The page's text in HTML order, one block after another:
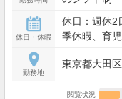
休日・休暇
休日：週休2
季休暇、育
勤務地
東京都大田区
閲覧状況